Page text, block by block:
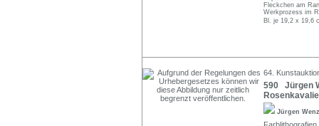
Fleckchen am
Werkprozess im
Bl. je 19,2 x 19,6
64.
590 Jürgen
Jürgen